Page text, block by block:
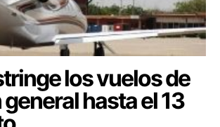
los vuelos de
hasta el 13